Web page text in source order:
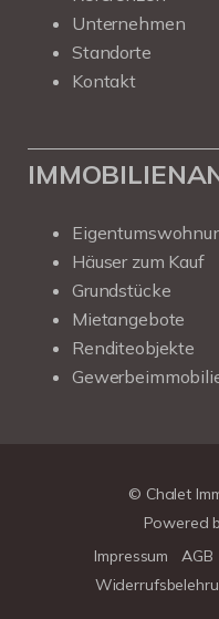
Unternehmen
Standorte
Kontakt
Häuser zum Kauf
Grundstücke
Mietangebote
Renditeobjekte
© Chalet
Powered
Impressum
AGB